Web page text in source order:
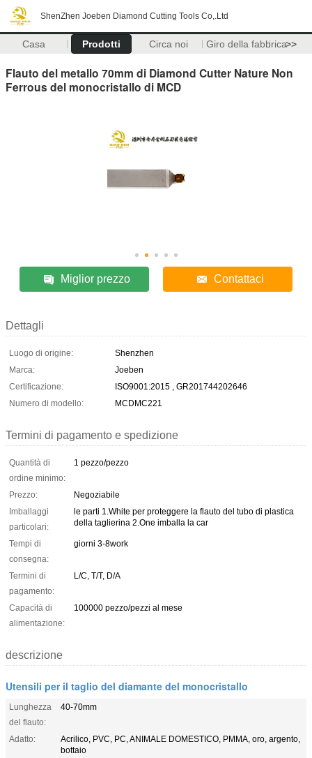
ShenZhen Joeben Diamond Cutting Tools Co,.Ltd
Casa Prodotti Circa noi Giro della fabbrica>>
Flauto del metallo 70mm di Diamond Cutter Nature Non
Ferrous del monocristallo di MCD
Miglior prezzo Contattaci
Dettagli
Luogo di origine:
Shenzhen
Marca:
Joeben
Certificazione:
ISO9001:2015 , GR201744202646
Numero di modello:
MCDMC221
Termini di pagamento e spedizione
Quantità di
ordine minimo:
1 pezzo/pezzo
Prezzo:
Negoziabile
Imballaggi
particolari:
le parti 1.White per proteggere la flauto del tubo di plastica
della taglierina 2.One imballa la car
Tempi di
consegna:
giorni 3-8work
Termini di
pagamento:
L/C, T/T, D/A
Capacità di
alimentazione:
100000 pezzo/pezzi al mese
descrizione
Utensili per il taglio del diamante del monocristallo
Lunghezza
del flauto:
40-70mm
Adatto:
Acrilico, PVC, PC, ANIMALE DOMESTICO, PMMA, oro, argento,
bottaio